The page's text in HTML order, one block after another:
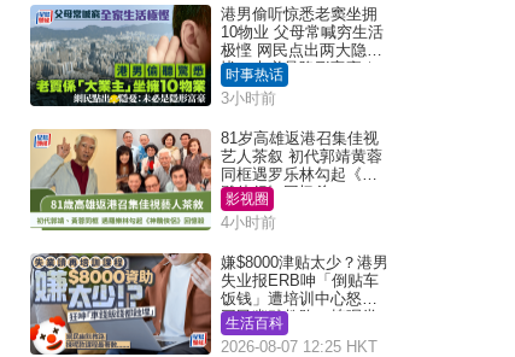
港男偷听惊悉老窦坐拥
10物业 父母常喊穷生活
极悭 网民点出两大隐
忧：未必是隐形富豪｜
Juicy叮
时事热话
3小时前
81岁高雄返港召集佳视
艺人茶叙 初代郭靖黄蓉
同框遇罗乐林勾起《神
雕侠侣》回忆杀
影视圈
4小时前
嫌$8000津贴太少？港男
失业报ERB呻「倒贴车
饭钱」遭培训中心怒轰
网民幽默教路：拣呢类
课程唔会蚀...
生活百科
2026-08-07 12:25 HKT